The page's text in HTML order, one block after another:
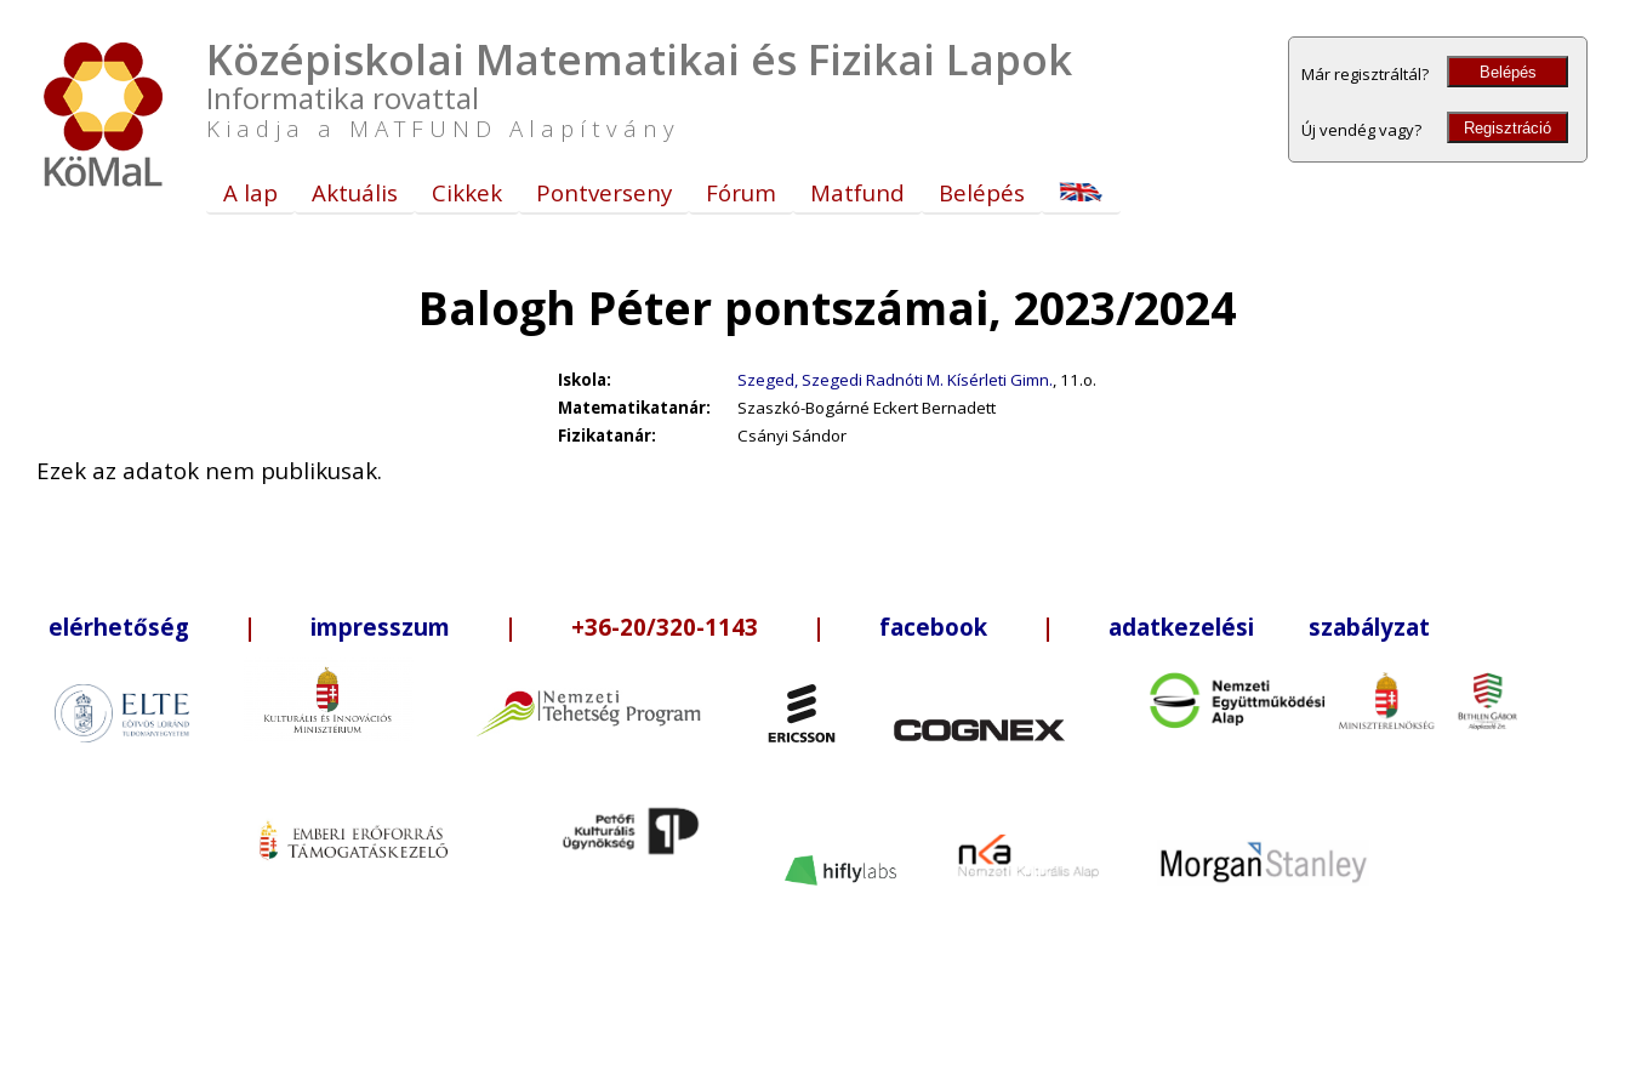
Középiskolai Matematikai és Fizikai Lapok
Informatika rovattal
Kiadja a MATFUND Alapítvány
Már regisztráltál? Belépés
Új vendég vagy? Regisztráció
A lap Aktuális Cikkek Pontverseny Fórum Matfund Belépés
Balogh Péter pontszámai, 2023/2024
Iskola: Szeged, Szegedi Radnóti M. Kísérleti Gimn., 11.o.
Matematikatanár:
Szaszkó-Bogárné Eckert Bernadett
Fizikatanár:
Csányi Sándor
Ezek az adatok nem publikusak.
elérhetőség | impresszum | +36-20/320-1143 | facebook | adatkezelési szabályzat